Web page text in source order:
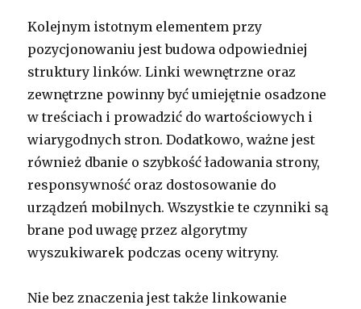
Kolejnym istotnym elementem przy
pozycjonowaniu jest budowa odpowiedniej
struktury linków. Linki wewnętrzne oraz
zewnętrzne powinny być umiejętnie osadzone
w treściach i prowadzić do wartościowych i
wiarygodnych stron. Dodatkowo, ważne jest
również dbanie o szybkość ładowania strony,
responsywność oraz dostosowanie do
urządzeń mobilnych. Wszystkie te czynniki są
brane pod uwagę przez algorytmy
wyszukiwarek podczas oceny witryny.
Nie bez znaczenia jest także linkowanie